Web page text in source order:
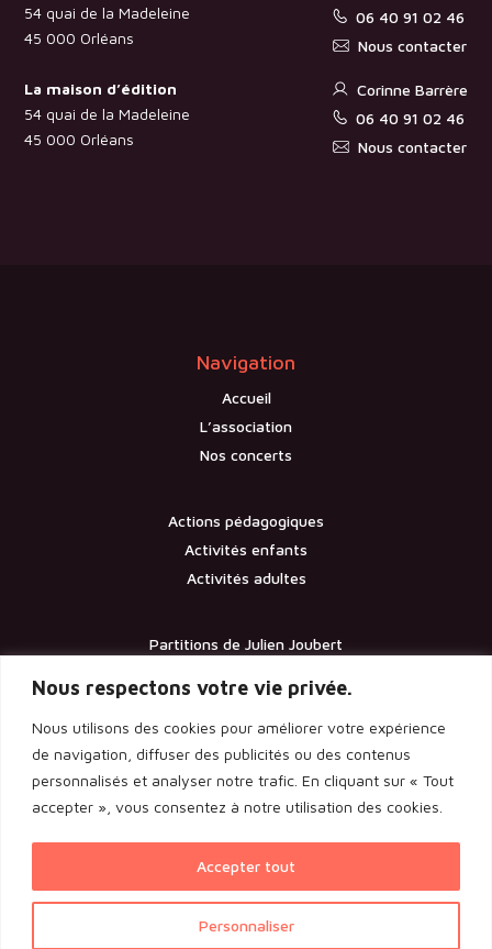
Nous respectons votre vie privée.
Nous utilisons des cookies pour améliorer votre expérience
de navigation, diffuser des publicités ou des contenus
personnalisés et analyser notre trafic. En cliquant sur « Tout
accepter », vous consentez à notre utilisation des cookies.
Personnaliser
Accepter tout
54 quai de la Madeleine
45 000 Orléans
06 40 91 02 46
Nous contacter
La maison d’édition
54 quai de la Madeleine
45 000 Orléans
Corinne Barrère
06 40 91 02 46
Nous contacter
Navigation
Accueil
L’association
Nos concerts
Actions pédagogiques
Activités enfants
Activités adultes
Partitions de Julien Joubert
Documents
Les statuts de l’association
Licence d’entrepreneur de spectacle
Rapport de l’assemblée générale 2024
Voir l'ensemble des documents